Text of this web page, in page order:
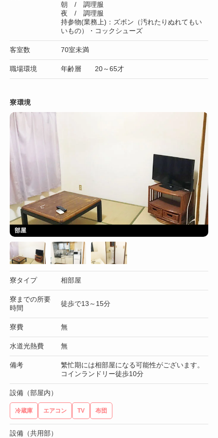
朝 / 調理服
夜 / 調理服
持参物(業務上)：ズボン（汚れたりぬれてもい
いもの）・コックシューズ
客室数 70室未満
職場環境 年齢層 20～65才
寮環境
部屋
寮タイプ 相部屋
寮までの所要
時間
徒歩で13～15分
寮費 無
水道光熱費 無
備考
繁忙期には相部屋になる可能性がございます。
コインランドリー徒歩10分
設備（部屋内）
冷蔵庫 エアコン TV 布団
設備（共用部）